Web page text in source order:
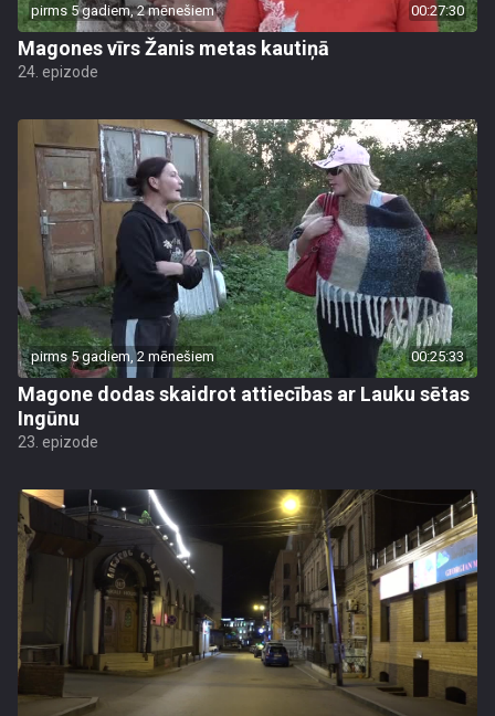
pirms 5 gadiem, 2 mēnešiem 00:27:30
Magones vīrs Žanis metas kautiņā
24. epizode
pirms 5 gadiem, 2 mēnešiem 00:25:33
Magone dodas skaidrot attiecības ar Lauku sētas
Ingūnu
23. epizode